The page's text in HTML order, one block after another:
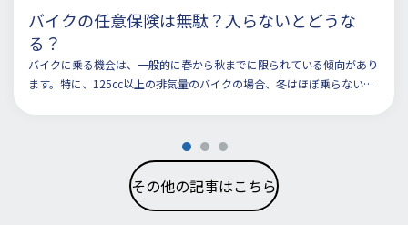
バイクの任意保険は無駄？入らないとどうな
る？
バイクに乗る機会は、一般的に春から秋までに限られている傾向があり
ます。特に、125cc以上の排気量のバイクの場合、冬はほぼ乗らないと
その他の記事はこちら